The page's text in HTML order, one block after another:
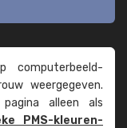
computer­beeld­
weer­gegeven.
alleen als
PMS-kleuren­